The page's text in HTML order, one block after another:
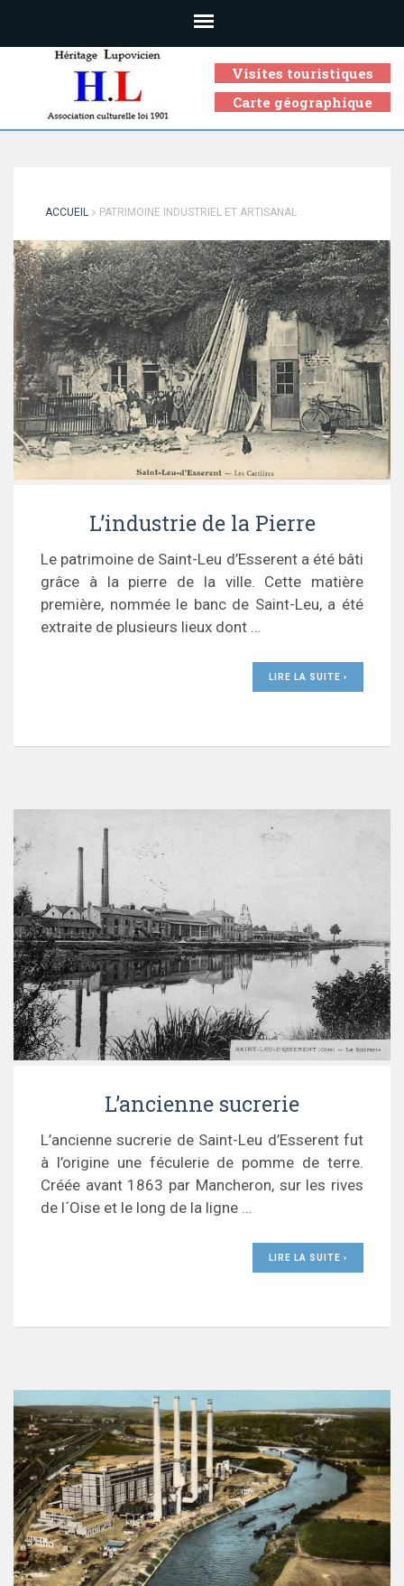
Visites touristiques
Carte géographique
ACCUEIL PATRIMOINE INDUSTRIEL ET ARTISANAL
L’industrie de la Pierre
Le patrimoine de Saint-Leu d’Esserent a été bâti
grâce à la pierre de la ville. Cette matière
première, nommée le banc de Saint-Leu, a été
extraite de plusieurs lieux dont …
LIRE LA SUITE ›
L’ancienne sucrerie
L’ancienne sucrerie de Saint-Leu d’Esserent fut
à l’origine une féculerie de pomme de terre.
Créée avant 1863 par Mancheron, sur les rives
de l´Oise et le long de la ligne …
LIRE LA SUITE ›